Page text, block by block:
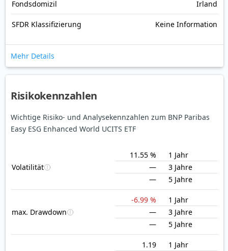
Fondsdomizil Irland
SFDR Klassifizierung Keine Information
Mehr Details
Risikokennzahlen
Wichtige Risiko- und Analysekennzahlen zum BNP Paribas
Easy ESG Enhanced World UCITS ETF
Volatilität
11.55 %
1 Jahr
—
3 Jahre
—
5 Jahre
max. Drawdown
-6.99 %
1 Jahr
—
3 Jahre
—
5 Jahre
1.19
1 Jahr